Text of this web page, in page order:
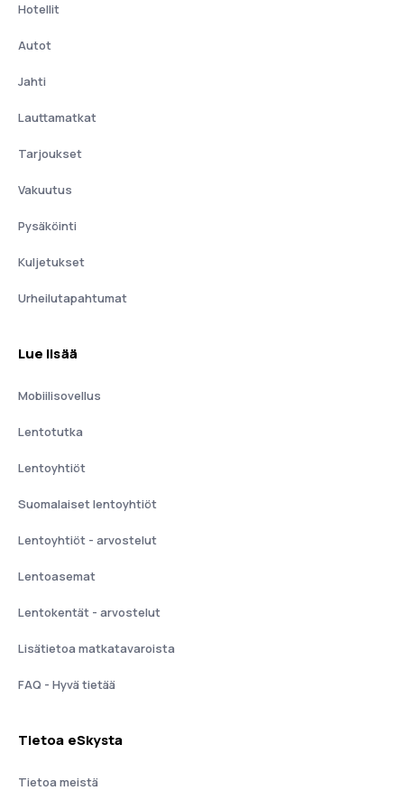
Hotellit
Autot
Jahti
Lauttamatkat
Tarjoukset
Vakuutus
Pysäköinti
Kuljetukset
Urheilutapahtumat
Lue lisää
Mobiilisovellus
Lentotutka
Lentoyhtiöt
Suomalaiset lentoyhtiöt
Lentoyhtiöt - arvostelut
Lentoasemat
Lentokentät - arvostelut
Lisätietoa matkatavaroista
FAQ - Hyvä tietää
Tietoa eSkysta
Tietoa meistä